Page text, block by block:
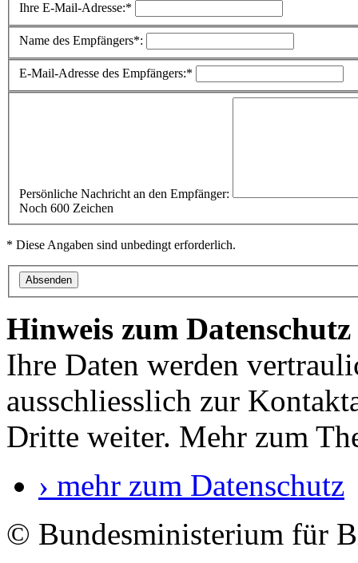
Ihre E-Mail-Adresse:*
Name des Empfängers*:
E-Mail-Adresse des Empfängers:*
Persönliche Nachricht an den Empfänger:
Noch 600 Zeichen
* Diese Angaben sind unbedingt erforderlich.
Absenden
Hinweis zum Datenschutz
Ihre Daten werden
ausschliesslich zur
Dritte weiter. Mehr zum
› mehr zum Datenschutz
© Bundesministerium für